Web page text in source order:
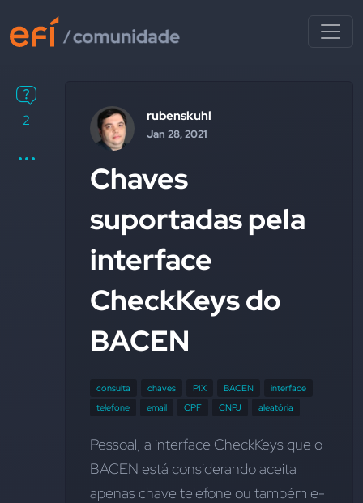
2 rubenskuhl
Jan 28, 2021
Chaves
suportadas pela
interface
CheckKeys do
BACEN
consulta chaves PIX BACEN
interface
telefone
email CPF CNPJ aleatória
Pessoal, a interface CheckKeys que o
BACEN está considerando aceita
apenas chave telefone ou também e-